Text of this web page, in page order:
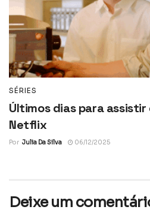
SÉRIES
Últimos dias para
Netflix
Por Julia Da Silva 06/12/2025
Deixe um